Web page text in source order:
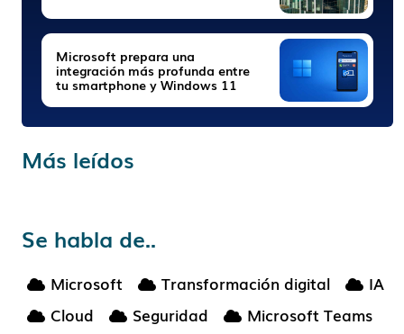
Microsoft prepara una
integración más profunda entre
tu smartphone y Windows 11
Más leídos
Se habla de..
Microsoft Transformación digital
IA
Cloud
Seguridad
Microsoft Teams